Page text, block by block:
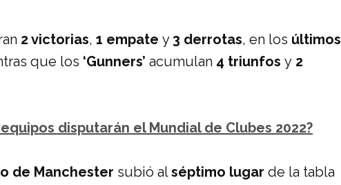
2 victorias, 1 empate y 3 derrotas, en los últimos
que los ‘Gunners’ acumulan 4 triunfos y 2
disputarán el Mundial de Clubes 2022?
de Manchester subió alséptimo lugar de la tabla